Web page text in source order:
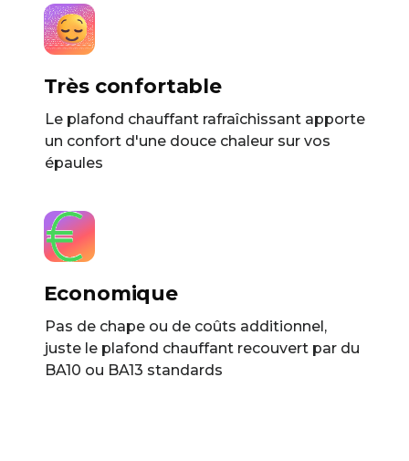
Très confortable
Le plafond chauffant rafraîchissant apporte
un confort d'une douce chaleur sur vos
épaules
Economique
Pas de chape ou de coûts additionnel,
juste le plafond chauffant recouvert par du
BA10 ou BA13 standards